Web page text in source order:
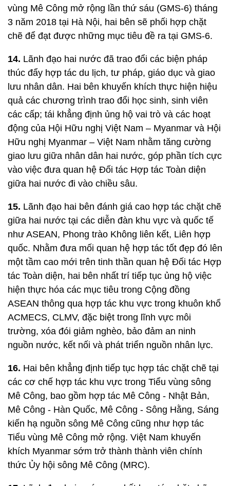
vùng Mê Công mở rộng lần thứ sáu (GMS-6) tháng
3 năm 2018 tại Hà Nội, hai bên sẽ phối hợp chặt
chẽ để đạt được những mục tiêu đề ra tại GMS-6.
14. Lãnh đạo hai nước đã trao đổi các biện pháp
thúc đẩy hợp tác du lịch, tư pháp, giáo dục và giao
lưu nhân dân. Hai bên khuyến khích thực hiện hiệu
quả các chương trình trao đổi học sinh, sinh viên
các cấp; tái khẳng định ủng hộ vai trò và các hoạt
động của Hội Hữu nghị Việt Nam – Myanmar và Hội
Hữu nghị Myanmar – Việt Nam nhằm tăng cường
giao lưu giữa nhân dân hai nước, góp phần tích cực
vào việc đưa quan hệ Đối tác Hợp tác Toàn diện
giữa hai nước đi vào chiều sâu.
15. Lãnh đạo hai bên đánh giá cao hợp tác chặt chẽ
giữa hai nước tại các diễn đàn khu vực và quốc tế
như ASEAN, Phong trào Không liên kết, Liên hợp
quốc. Nhằm đưa mối quan hệ hợp tác tốt đẹp đó lên
một tầm cao mới trên tinh thần quan hệ Đối tác Hợp
tác Toàn diện, hai bên nhất trí tiếp tục ủng hộ việc
hiện thực hóa các mục tiêu trong Cộng đồng
ASEAN thông qua hợp tác khu vực trong khuôn khổ
ACMECS, CLMV, đặc biệt trong lĩnh vực môi
trường, xóa đói giảm nghèo, bảo đảm an ninh
nguồn nước, kết nối và phát triển nguồn nhân lực.
16. Hai bên khẳng định tiếp tục hợp tác chặt chẽ tại
các cơ chế hợp tác khu vực trong Tiểu vùng sông
Mê Công, bao gồm hợp tác Mê Công - Nhật Bản,
Mê Công - Hàn Quốc, Mê Công - Sông Hằng, Sáng
kiến hạ nguồn sông Mê Công cũng như hợp tác
Tiểu vùng Mê Công mở rộng. Việt Nam khuyến
khích Myanmar sớm trở thành thành viên chính
thức Ủy hội sông Mê Công (MRC).